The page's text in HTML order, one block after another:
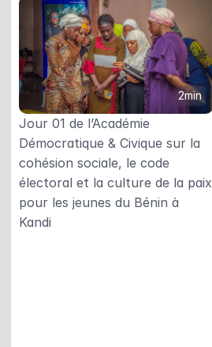
2min
Jour 01 de l’Académie
Démocratique & Civique sur la
cohésion sociale, le code
électoral et la culture de la paix
pour les jeunes du Bénin à
Kandi